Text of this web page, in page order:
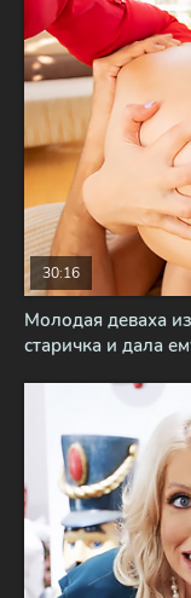
Молодая деваха
старичка и дала
30:16